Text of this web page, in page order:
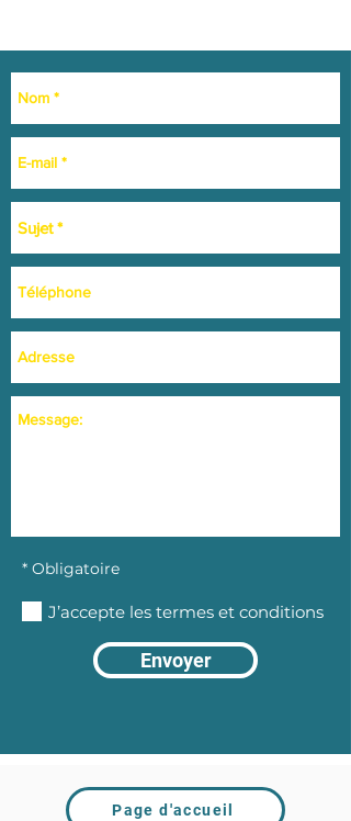
* Obligatoire
J’accepte les termes et conditions
Envoyer
Page d'accueil